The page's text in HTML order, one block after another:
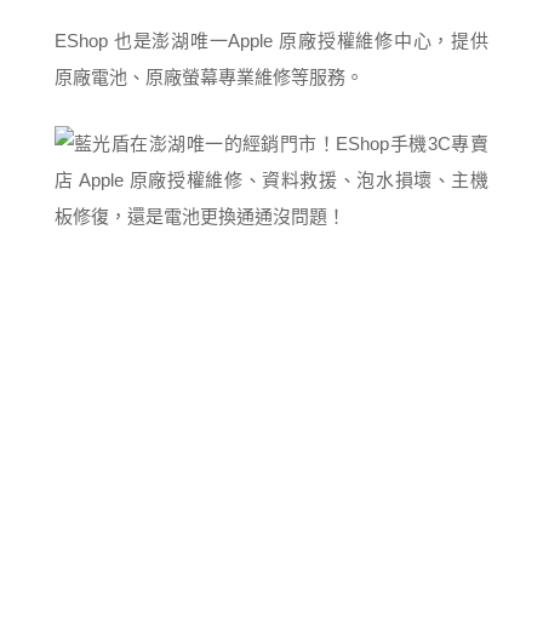
EShop 也是澎湖唯一Apple 原廠授權維修中心，提供
原廠電池、原廠螢幕專業維修等服務。